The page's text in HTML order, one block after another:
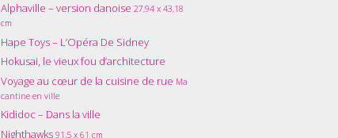
Alphaville – version danoise27,94 x 43,18
cm
Hape Toys – L’Opéra De Sidney
Hokusai, le vieux fou d’architecture
Voyage au cœur de la cuisine de rue Ma
cantine en ville
Kididoc – Dans la ville
Nighthawks91,5 x 61 cm